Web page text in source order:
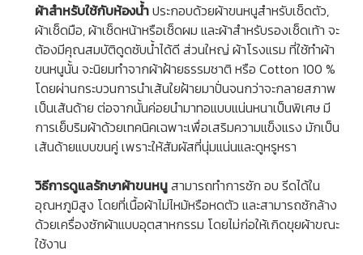
ผ้าสำหรับใช้กับห้องน้ำประกอบด้วยผ้าขนหนูสำหรับเช็ดตัว,
ผ้าเช็ดมือ, ผ้าเช็ดหน้าหรือเช็ดผม และผ้าสำหรับรองเช็ดเท้า จะ
ต้องมีคุณสมบัติดูดซับน้ำได้ดี ส่วนใหญ่ ผ้าโรงแรม ที่ใช้ทำผ้า
ขนหนูนั้น จะนิยมทำจากผ้าฝ้ายธรรมชาติ หรือ Cotton 100 %
โดยผ่านกระบวนการนำเส้นใยฝ้ายมาปั่นจนกว่าจะกลายสภาพ
เป็นเส้นด้าย ต่อจากนั้นค่อยนำมาทอแบบแน่นหนาเป็นพิเศษ มี
การเย็บริมผ้าด้วยเทคนิคเฉพาะเพื่อเสริมความแข็งแรง มักเป็น
เส้นด้ายแบบขนคู่ เพราะให้สัมผัสที่นุ่มแน่นและดูหรูหรา
วิธีการดูแลรักษาผ้าขนหนูสามารถทำการซัก อบ รีดได้ใน
อุณหภูมิสูง โดยที่เนื้อผ้าไม่ไหม้หรือหดตัว และสามารถซักล้าง
ด้วยเครื่องซักผ้าแบบอุตสาหกรรม โดยไม่ก่อให้เกิดขุยผ้าขณะ
ใช้งาน